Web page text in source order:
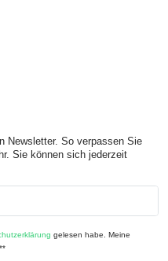
Newsletter. So verpassen Sie
Sie können sich jederzeit
gelesen habe. Meine